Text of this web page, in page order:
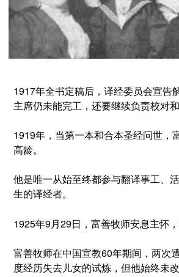
1917年全书定稿后，译经委员会宣告
主席仍未能完工，还要继续负责校对
1919年，当第一本和合本圣经问世，
高龄。
他是唯一从始至终都参与翻译事工、
生的译经者。
1925年9月29日，富善牧师安息主怀，
富善牧师在中国宣教60年期间，两次
度经历失去儿女的试炼，但他始终未